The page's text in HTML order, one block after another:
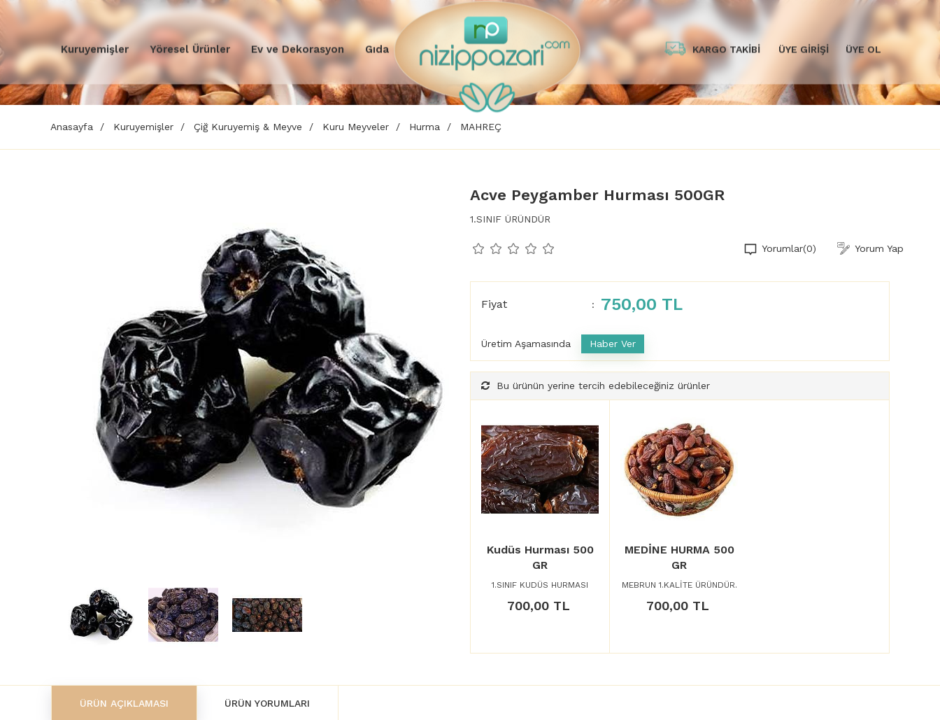
Kuruyemişler Yöresel Ürünler Ev ve Dekorasyon Gıda KARGO TAKİBİ ÜYE GİRİŞİ ÜYE OL
Anasayfa Kuruyemişler Çiğ Kuruyemiş & Meyve Kuru Meyveler Hurma MAHREÇ
Acve Peygamber Hurması 500GR
1.SINIF ÜRÜNDÜR
Yorumlar(0) Yorum Yap
Fiyat : 750,00 TL
Üretim Aşamasında
Bu ürünün yerine tercih edebileceğiniz ürünler
Kudüs Hurması 500
GR
1.SINIF KUDÜS HURMASI
700,00 TL
MEDİNE HURMA 500
GR
MEBRUN 1.KALİTE ÜRÜNDÜR.
700,00 TL
ÜRÜN AÇIKLAMASI ÜRÜN YORUMLARI